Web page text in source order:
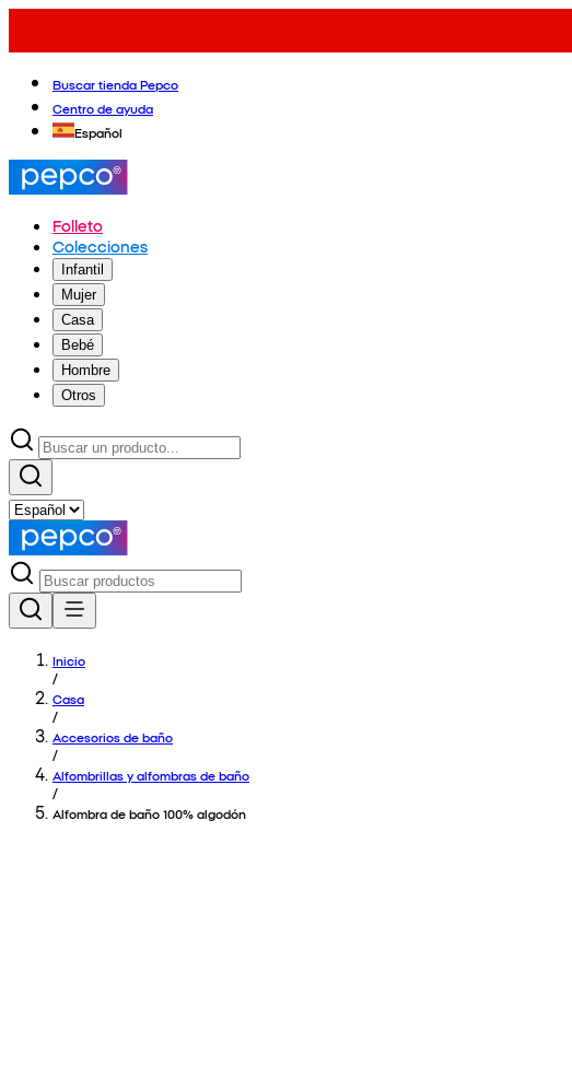
Buscar tienda Pepco
Centro de ayuda
Español
Folleto
Colecciones
Infantil
Mujer
Casa
Bebé
Hombre
Otros
Inicio
/
Casa
/
Accesorios de baño
/
Alfombrillas y alfombras de baño
/
Alfombra de baño 100% algodón